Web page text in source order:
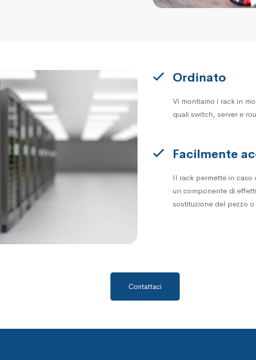
Ordinato
Vi montiamo i rack in
quali switch, server e
Facilmente
Il rack permette in caso
un componente di
sostituzione del pezzo
Contattaci